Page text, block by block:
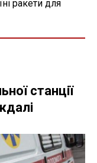
ракети для
станції